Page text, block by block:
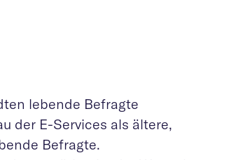
lebende Befragte
der E-Services als ältere,
Befragte.